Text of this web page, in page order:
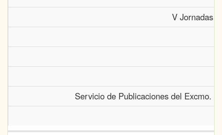
V Jornadas
Servicio de Publicaciones del Excmo.